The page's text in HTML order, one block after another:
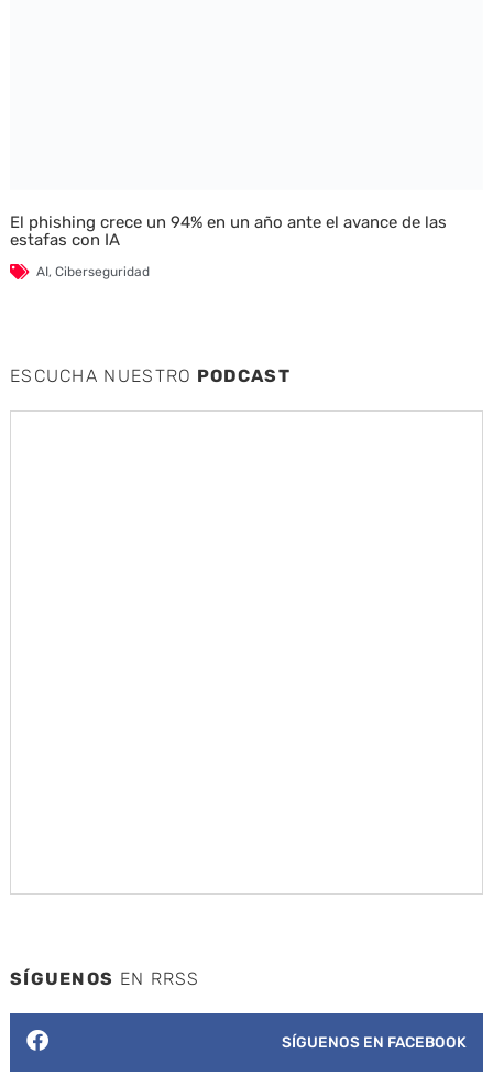
El phishing crece un 94% en un año ante el avance de las
estafas con IA
AI, Ciberseguridad
ESCUCHA NUESTRO PODCAST
SÍGUENOS EN RRSS
SÍGUENOS EN FACEBOOK